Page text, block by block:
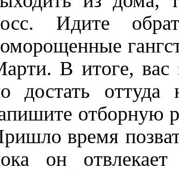
Идите
В итоге, вас
достать
отборную
время
он